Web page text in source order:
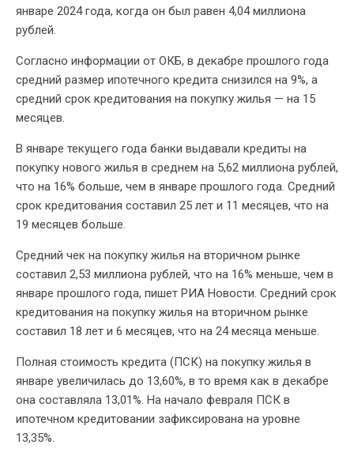
январе 2024 года, когда он был равен 4,04 миллиона
рублей.
Согласно информации от ОКБ, в декабре прошлого года
средний размер ипотечного кредита снизился на 9%, а
средний срок кредитования на покупку жилья — на 15
месяцев.
В январе текущего года банки выдавали кредиты на
покупку нового жилья в среднем на 5,62 миллиона рублей,
что на 16% больше, чем в январе прошлого года. Средний
срок кредитования составил 25 лет и 11 месяцев, что на
19 месяцев больше.
Средний чек на покупку жилья на вторичном рынке
составил 2,53 миллиона рублей, что на 16% меньше, чем в
январе прошлого года, пишет РИА Новости. Средний срок
кредитования на покупку жилья на вторичном рынке
составил 18 лет и 6 месяцев, что на 24 месяца меньше.
Полная стоимость кредита (ПСК) на покупку жилья в
январе увеличилась до 13,60%, в то время как в декабре
она составляла 13,01%. На начало февраля ПСК в
ипотечном кредитовании зафиксирована на уровне
13,35%.